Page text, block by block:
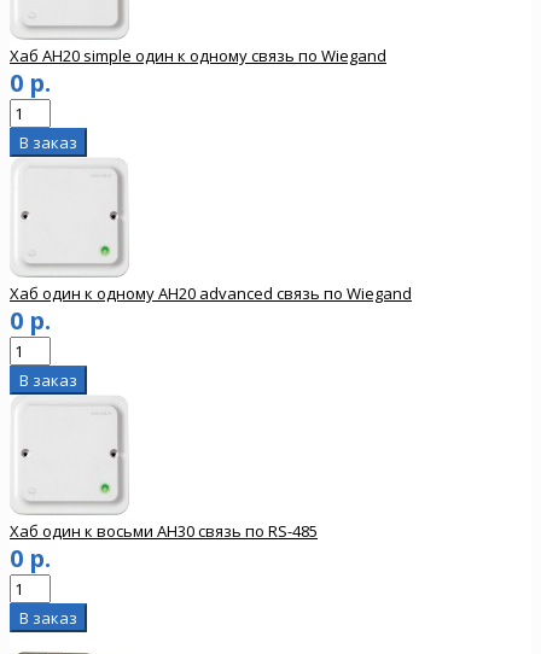
Хаб AH20 simple один к одному связь по Wiegand
0 р.
Хаб один к одному AH20 advanced связь по Wiegand
0 р.
Хаб один к восьми AH30 связь по RS-485
0 р.